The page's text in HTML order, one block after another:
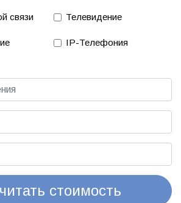
связи Телевидение
IP-Телефония
стоимость